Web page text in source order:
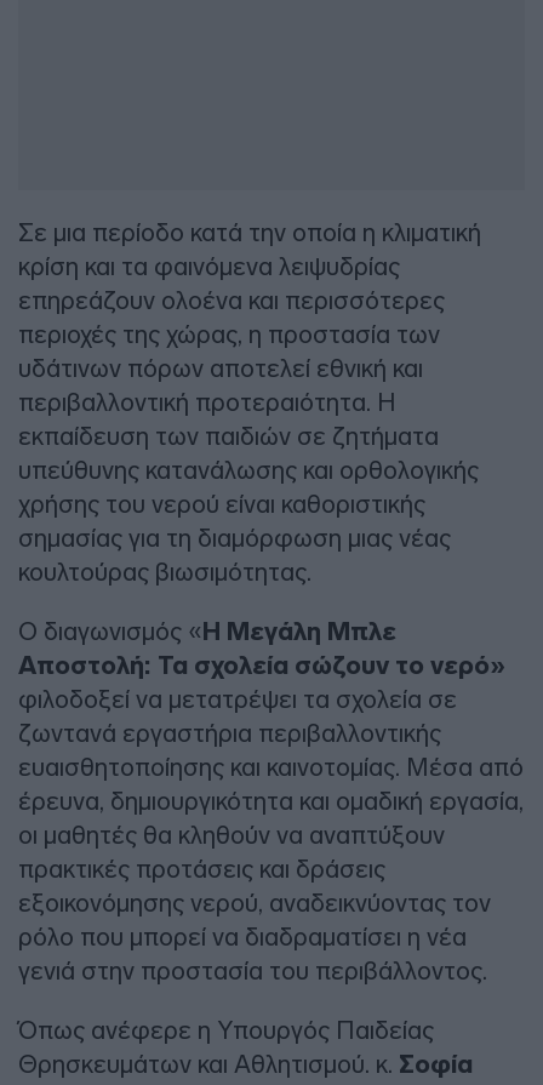
Σε μια περίοδο κατά την οποία η κλιματική
κρίση και τα φαινόμενα λειψυδρίας
επηρεάζουν ολοένα και περισσότερες
περιοχές της χώρας, η προστασία των
υδάτινων πόρων αποτελεί εθνική και
περιβαλλοντική προτεραιότητα. Η
εκπαίδευση των παιδιών σε ζητήματα
υπεύθυνης κατανάλωσης και ορθολογικής
χρήσης του νερού είναι καθοριστικής
σημασίας για τη διαμόρφωση μιας νέας
κουλτούρας βιωσιμότητας.
Ο διαγωνισμός « Η Μεγάλη Μπλε
Αποστολή: Τα σχολεία σώζουν το νερό»
φιλοδοξεί να μετατρέψει τα σχολεία σε
ζωντανά εργαστήρια περιβαλλοντικής
ευαισθητοποίησης και καινοτομίας. Μέσα από
έρευνα, δημιουργικότητα και ομαδική εργασία,
οι μαθητές θα κληθούν να αναπτύξουν
πρακτικές προτάσεις και δράσεις
εξοικονόμησης νερού, αναδεικνύοντας τον
ρόλο που μπορεί να διαδραματίσει η νέα
γενιά στην προστασία του περιβάλλοντος.
Όπως ανέφερε η Υπουργός Παιδείας
Θρησκευμάτων και Αθλητισμού. κ. Σοφία